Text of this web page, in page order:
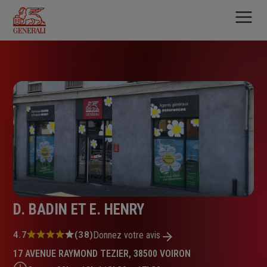
contenu
principal
D. BADIN ET E. HENRY
Note
4.7
4.7 (38)Donnez votre avis
17 AVENUE RAYMOND TEZIER, 38500 VOIRON